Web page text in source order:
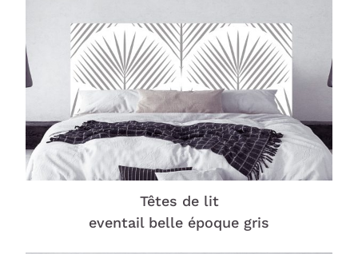
Têtes de lit
eventail belle époque gris